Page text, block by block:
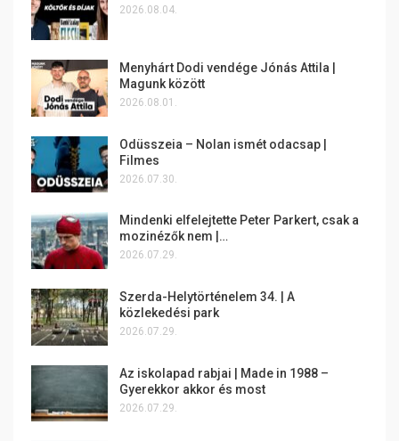
2026.08.04.
Menyhárt Dodi vendége Jónás Attila |
Magunk között
2026.08.01.
Odüsszeia – Nolan ismét odacsap |
Filmes
2026.07.30.
Mindenki elfelejtette Peter Parkert, csak a
mozinézők nem |…
2026.07.29.
Szerda-Helytörténelem 34. | A
közlekedési park
2026.07.29.
Az iskolapad rabjai | Made in 1988 –
Gyerekkor akkor és most
2026.07.29.